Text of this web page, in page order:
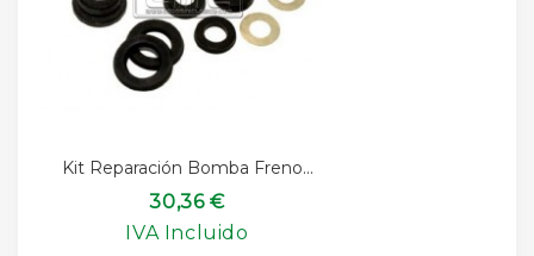
Kit Reparación Bomba Freno...
30,36 €
IVA Incluido